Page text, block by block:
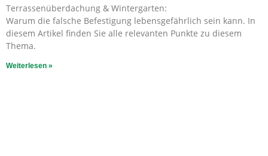
Terrassenüberdachung & Wintergarten:
Warum die falsche Befestigung lebensgefährlich sein kann. In
diesem Artikel finden Sie alle relevanten Punkte zu diesem
Thema.
Weiterlesen »